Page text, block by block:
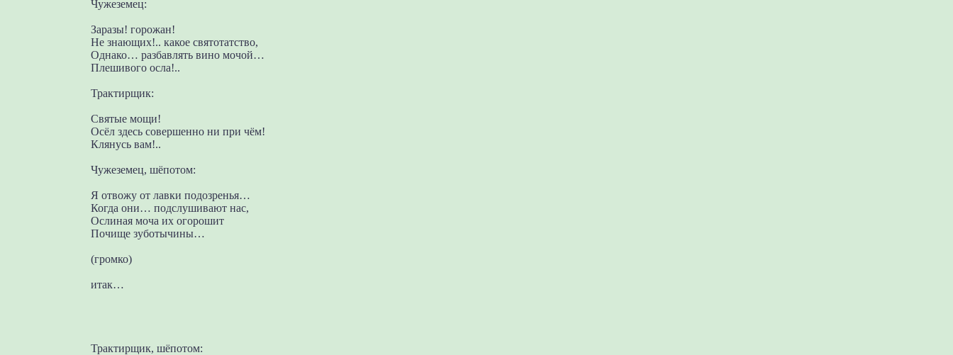
Чужеземец:
Заразы! горожан!
Не знающих!.. какое святотатство,
Однако… разбавлять вино мочой…
Плешивого осла!..
Трактирщик:
Святые мощи!
Осёл здесь совершенно ни при чём!
Клянусь вам!..
Чужеземец, шёпотом:
Я отвожу от лавки подозренья…
Когда они… подслушивают нас,
Ослиная моча их огорошит
Почище зуботычины…
(громко)
итак…
Трактирщик, шёпотом: